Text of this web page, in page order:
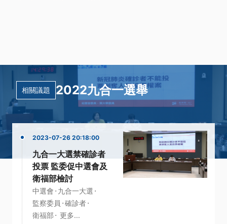
相關議題 2022九合一選舉
2023-07-26 20:18:00
九合一大選禁確診者
投票 監委促中選會及
衛福部檢討
中選會 · 九合一大選 ·
監察委員 ·確診者·
衛福部 · 更多...